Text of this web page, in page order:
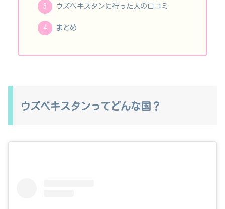
ウズベキスタンに行った人の口コミ
まとめ
ウズベキスタンってどんな国？